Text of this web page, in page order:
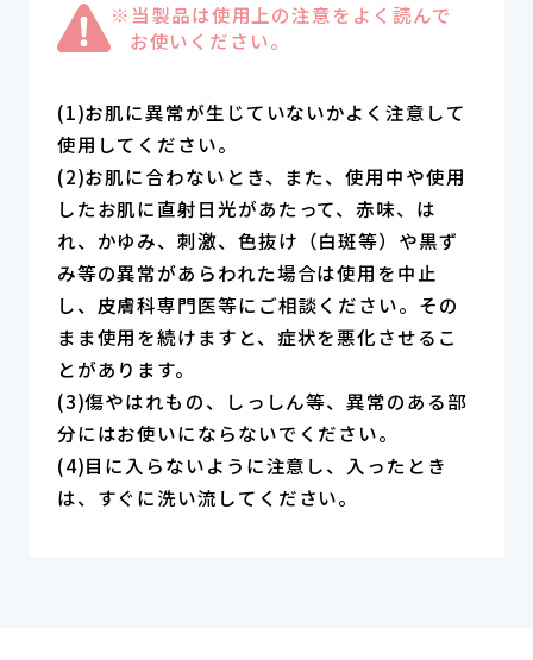
※当製品は使用上の注意をよく読んで
お使いください。
(1)お肌に異常が生じていないかよく注意して
使用してください。
(2)お肌に合わないとき、また、使用中や使用
したお肌に直射日光があたって、赤味、は
れ、かゆみ、刺激、色抜け（白斑等）や黒ず
み等の異常があらわれた場合は使用を中止
し、皮膚科専門医等にご相談ください。その
まま使用を続けますと、症状を悪化させるこ
とがあります。
(3)傷やはれもの、しっしん等、異常のある部
分にはお使いにならないでください。
(4)目に入らないように注意し、入ったとき
は、すぐに洗い流してください。